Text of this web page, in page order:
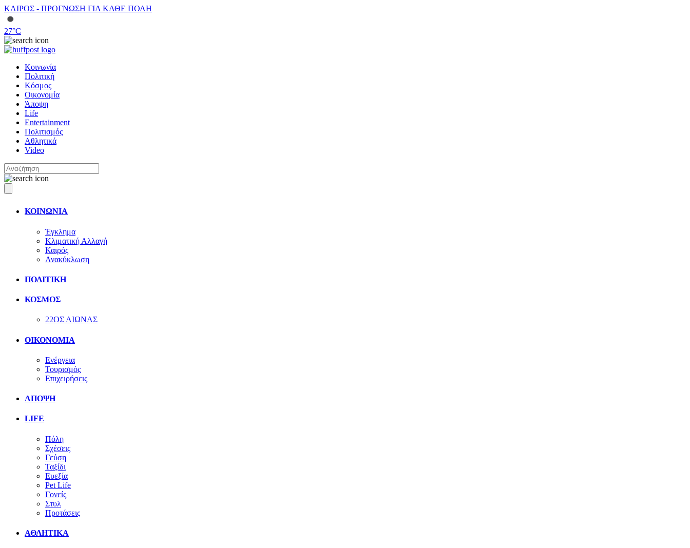
ΚΑΙΡΟΣ - ΠΡΟΓΝΩΣΗ ΓΙΑ ΚΑΘΕ ΠΟΛΗ
27°C
Κοινωνία
Πολιτική
Κόσμος
Οικονομία
Άποψη
Life
Entertainment
Πολιτισμός
Αθλητικά
Video
ΚΟΙΝΩΝΙΑ
Έγκλημα
Κλιματική Αλλαγή
Καιρός
Ανακύκλωση
ΠΟΛΙΤΙΚΗ
ΚΟΣΜΟΣ
22ΟΣ ΑΙΩΝΑΣ
ΟΙΚΟΝΟΜΙΑ
Ενέργεια
Τουρισμός
Επιχειρήσεις
ΑΠΟΨΗ
LIFE
Πόλη
Σχέσεις
Γεύση
Ταξίδι
Ευεξία
Pet Life
Γονείς
Στυλ
Προτάσεις
ΑΘΛΗΤΙΚΑ